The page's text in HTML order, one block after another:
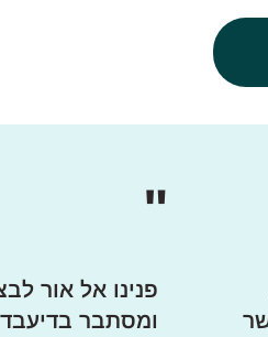
פנינו אל אור
ומסתבר
"